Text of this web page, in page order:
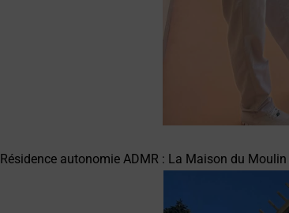
Résidence autonomie ADMR : La Maison du